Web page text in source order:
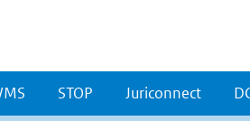
STOP Juriconnect